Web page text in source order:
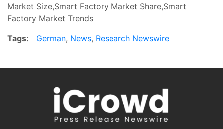
Market Size,Smart Factory Market Share,Smart
Factory Market Trends
Tags:
German, News, Research Newswire